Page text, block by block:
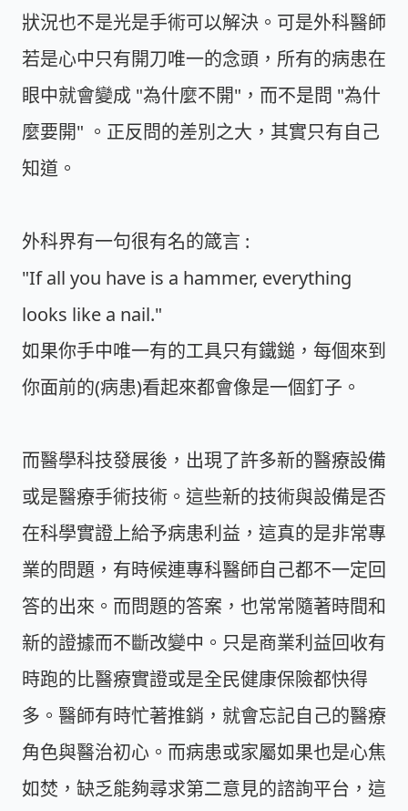
狀況也不是光是手術可以解決。可是外科醫師
若是心中只有開刀唯一的念頭，所有的病患在
眼中就會變成 "為什麼不開"，而不是問 "為什
麼要開" 。正反問的差別之大，其實只有自己
知道。
外科界有一句很有名的箴言 :
"If all you have is a hammer, everything
looks like a nail."
如果你手中唯一有的工具只有鐵鎚，每個來到
你面前的(病患)看起來都會像是一個釘子。
而醫學科技發展後，出現了許多新的醫療設備
或是醫療手術技術。這些新的技術與設備是否
在科學實證上給予病患利益，這真的是非常專
業的問題，有時候連專科醫師自己都不一定回
答的出來。而問題的答案，也常常隨著時間和
新的證據而不斷改變中。只是商業利益回收有
時跑的比醫療實證或是全民健康保險都快得
多。醫師有時忙著推銷，就會忘記自己的醫療
角色與醫治初心。而病患或家屬如果也是心焦
如焚，缺乏能夠尋求第二意見的諮詢平台，這